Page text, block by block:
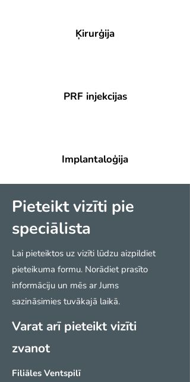
Ķirurģija
PRF injekcijas
Implantaloģija
Pieteikt vizīti pie
speciālista
Lai pieteiktos uz vizīti lūdzu aizpildiet
pieteikuma formu. Norādiet prasīto
informāciju un mēs ar Jums
sazināsimies tuvākajā laikā.
Varat arī pieteikt vizīti
zvanot
Filiāles Ventspilī